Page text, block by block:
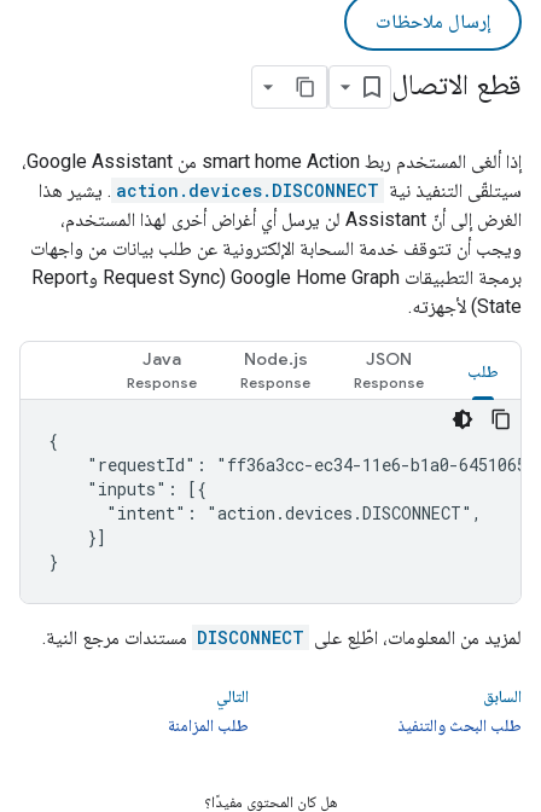
إرسال ملاحظات
قطع الاتصال
إذا ألغى المستخدم ربط smart home Action من Google Assistant،
سيتلقّى التنفيذ نية action.devices.DISCONNECT . يشير هذا
الغرض إلى أنّ Assistant لن يرسل أي أغراض أخرى لهذا المستخدم،
ويجب أن تتوقف خدمة السحابة الإلكترونية عن طلب بيانات من واجهات
برمجة التطبيقات Google Home Graph (Request Sync و
Report
State) لأجهزته.
طلب
JSON
Node.js
Java
{
"requestId": "ff36a3cc-ec34-11e6-b1a0-
    "inputs": [{
      "intent": "action.devices.DISCONNECT",
    }]
}
لمزيد من المعلومات، اطّلِع على DISCONNECT مستندات مرجع النية.
السابق
طلب البحث والتنفيذ
التالي
طلب المزامنة
هل كان المحتوى مفيدًا؟